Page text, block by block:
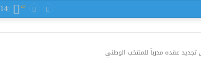
التي شهدها العراق في تاريخه الحديث 14
عقده مدرباً للمنتخب الوطني